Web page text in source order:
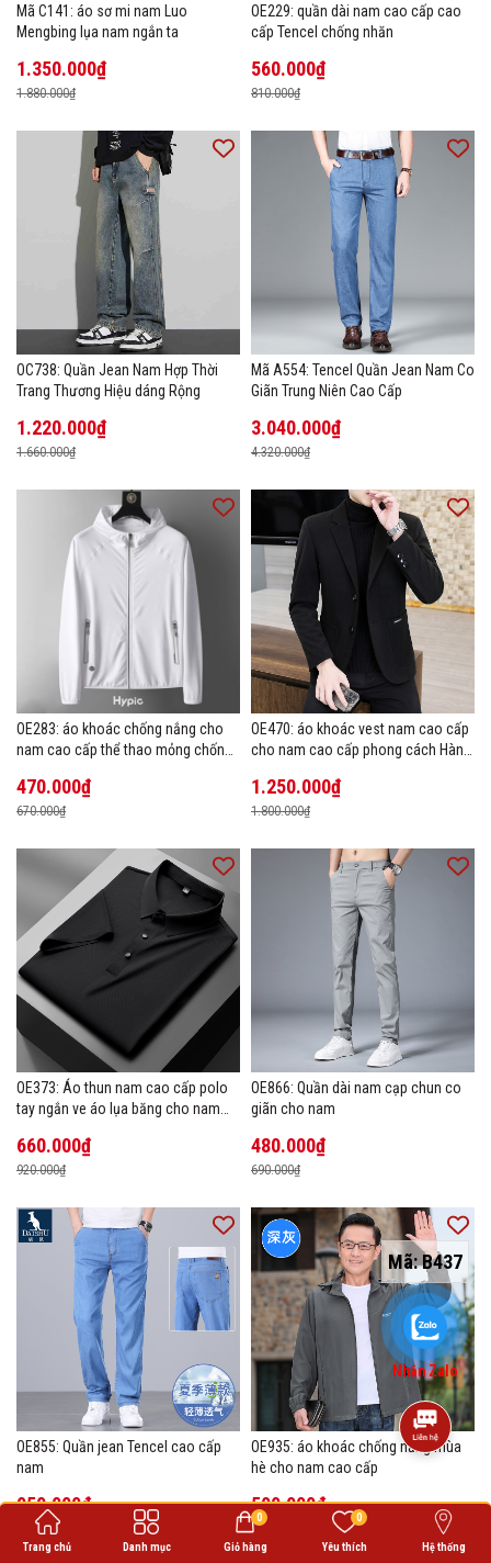
Mã:B437
Mã C141: áo sơ mi nam Luo
Mengbing lụa nam ngắn ta
1.350.000₫
1.880.000₫
OE229: quần dài nam cao cấp cao
cấp Tencel chống nhăn
560.000₫
810.000₫
OC738: Quần Jean Nam Hợp Thời
Trang Thương Hiệu dáng Rộng
1.220.000₫
1.660.000₫
Mã A554: Tencel Quần Jean Nam Co
Giãn Trung Niên Cao Cấp
3.040.000₫
4.320.000₫
OE283: áo khoác chống nắng cho
nam cao cấp thể thao mỏng chống
470.000₫
670.000₫
OE470: áo khoác vest nam cao cấp
cho nam cao cấp phong cách Hàn
1.250.000₫
1.800.000₫
OE373: Áo thun nam cao cấp polo
tay ngắn ve áo lụa băng cho nam
660.000₫
920.000₫
OE866: Quần dài nam cạp chun co
giãn cho nam
480.000₫
690.000₫
OE855: Quần jean Tencel cao cấp
nam
950.000₫
1.360.000₫
OE935: áo khoác chống nắng mùa
hè cho nam cao cấp
500.000₫
700.000₫
Trang chủ Danh mục Giỏ hàng
0
Yêu thích
0
Hệ thống
Nhắn Zalo